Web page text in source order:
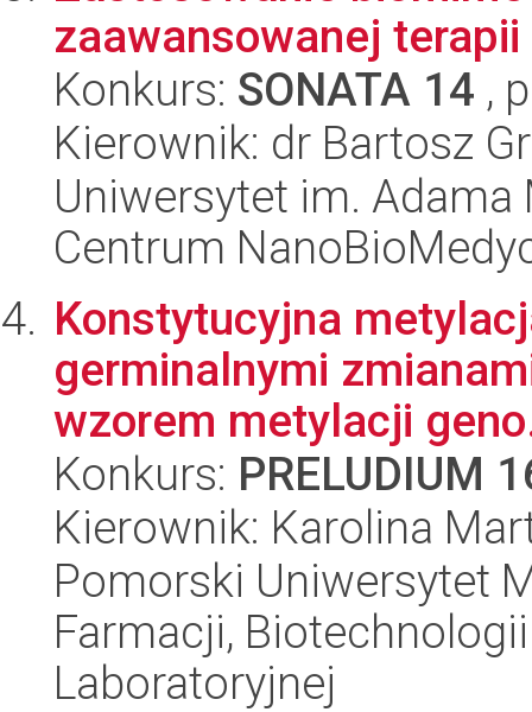
zaawansowanej
Konkurs: SONATA 14 ,
Kierownik: dr Bartosz
Uniwersytet im.
Centrum
Konstytucyjna
germinalnymi
wzorem metylacji
Konkurs: PRELUDIUM
Kierownik: Karolina
Pomorski Uniwersytet
Farmacji,
Laboratoryjnej